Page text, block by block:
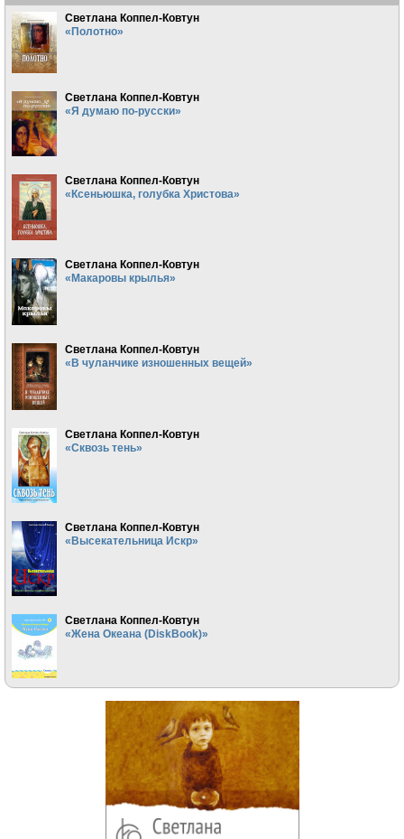
Светлана Коппел-Ковтун
«Полотно»
Светлана Коппел-Ковтун
«Я думаю по-русски»
Светлана Коппел-Ковтун
«Ксеньюшка, голубка Христова»
Светлана Коппел-Ковтун
«Макаровы крылья»
Светлана Коппел-Ковтун
«В чуланчике изношенных вещей»
Светлана Коппел-Ковтун
«Сквозь тень»
Светлана Коппел-Ковтун
«Высекательница Искр»
Светлана Коппел-Ковтун
«Жена Океана (DiskBook)»